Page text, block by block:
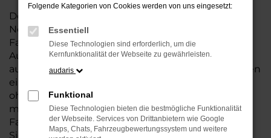
Der VW ID.4 ist die perfekte Wahl für alle in
Nordenham, die ein zuverlässiges und modernes
Fahrzeug suchen.Mit seiner erstklassigen
Ausstattung, der niedrigen Laufleistung und der
ausgezeichneten Pflege ist dieser Gebrauchtwagen
eine kostengünstige Alternative zum Neuwagen,
ohne auf Komfort und Qualität verzichten zu
müssen. Ob im Stadtverkehr oder für längere
Fahrten, der ID.4 überzeugt durch Fahrkomfort,
Sicherheit und Wirtschaftlichkeit.
Folgende Kategorien von Cookies werden von uns eingesetzt:
Essentiell
Diese Technologien sind erforderlich, um die
Kernfunktionalität der Webseite zu gewährleisten.
audaris
Funktional
Diese Technologien bieten die bestmögliche Funktionalität
der Webseite. Services von Drittanbietern wie Google
Maps, Chats, Fahrzeugbewertungssystem und weitere